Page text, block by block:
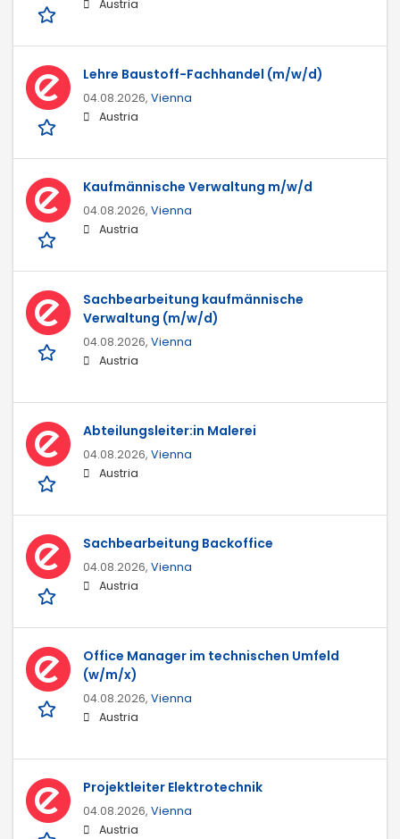
Austria
Lehre Baustoff-Fachhandel (m/w/d)
04.08.2026, Vienna
Austria
Kaufmännische Verwaltung m/w/d
04.08.2026, Vienna
Austria
Sachbearbeitung kaufmännische
Verwaltung (m/w/d)
04.08.2026, Vienna
Austria
Abteilungsleiter:in Malerei
04.08.2026, Vienna
Austria
Sachbearbeitung Backoffice
04.08.2026, Vienna
Austria
Office Manager im technischen Umfeld
(w/m/x)
04.08.2026, Vienna
Austria
Projektleiter Elektrotechnik
04.08.2026, Vienna
Austria